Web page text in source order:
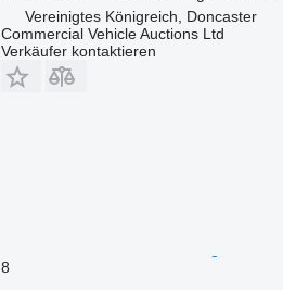
Vereinigtes Königreich, Doncaster
Commercial Vehicle Auctions Ltd
Verkäufer kontaktieren
8